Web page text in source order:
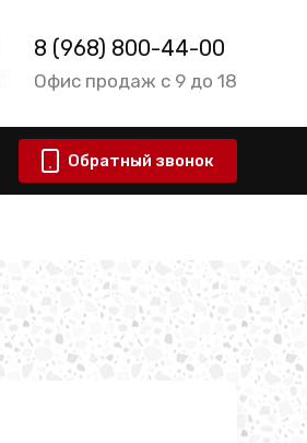
8 (968) 800-44-00
Офис продаж с 9 до 18
Обратный звонок